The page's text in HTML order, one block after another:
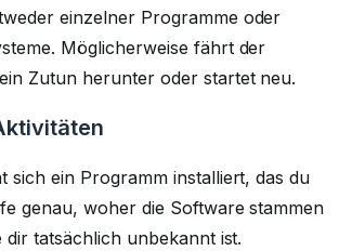
einzelner Programme oder
Möglicherweise fährt der
Zutun herunter oder startet neu.
sich ein Programm installiert, das du
genau, woher die Software stammen
tatsächlich unbekannt ist.